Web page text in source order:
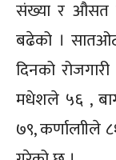
संख्या र औसत
बढेको ।
दिनको
मधेशले ५६ ,
७९, कर्णालाीले